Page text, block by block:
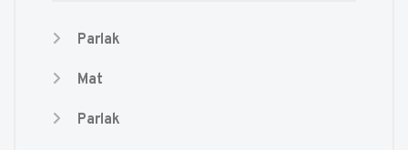
Parlak
Mat
Parlak